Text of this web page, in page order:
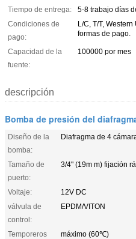
Tiempo de entrega:
5-8 trabajo días
Condiciones de
pago:
L/C, T/T,
formas de pago.
Capacidad de la
fuente:
100000 por mes
descripción
Bomba de presión del
Diseño de la
bomba:
Diafragma de 4
Tamaño de
puerto:
3/4" (19m m) fijación
Voltaje:
12V DC
válvula de
control:
EPDM/VITON
Temporeros
máximo (60℃)